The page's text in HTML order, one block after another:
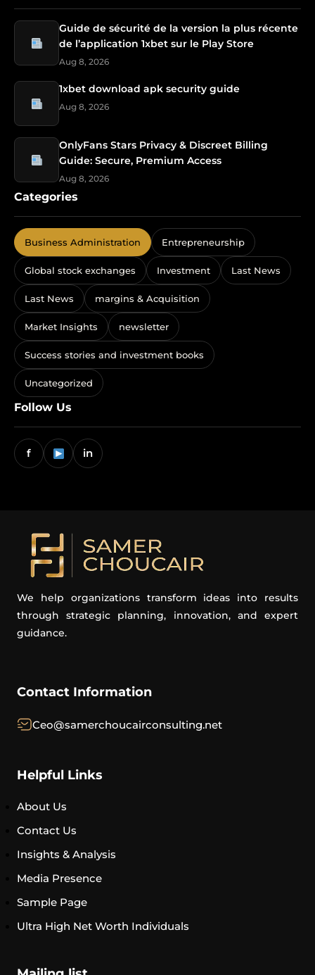
Guide de sécurité de la version la plus récente
de l’application 1xbet sur le Play Store
Aug 8, 2026
1xbet download apk security guide
Aug 8, 2026
OnlyFans Stars Privacy & Discreet Billing
Guide: Secure, Premium Access
Aug 8, 2026
Categories
Business Administration Entrepreneurship
Global stock exchanges Investment Last News
Last News margins & Acquisition
Market Insights newsletter
Success stories and investment books
Uncategorized
Follow Us
f in
We help organizations transform ideas into results
through strategic planning, innovation, and expert
guidance.
Contact Information
Ceo@samerchoucairconsulting.net
Helpful Links
About Us
Contact Us
Insights & Analysis
Media Presence
Sample Page
Ultra High Net Worth Individuals